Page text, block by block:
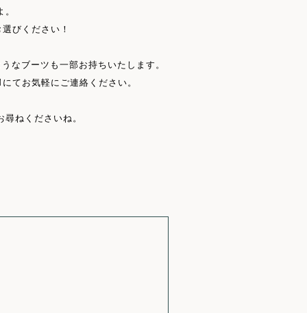
びください！
なブーツも一部お持ちいたします。
てお気軽にご連絡ください。
ねくださいね。